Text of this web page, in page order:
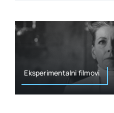
Eksperimentalni filmovi